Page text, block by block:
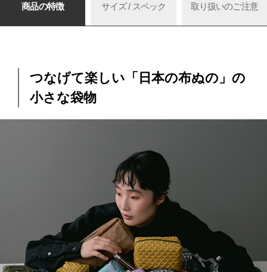
商品の特徴 サイズ / スペック 取り扱いのご注意
つなげて楽しい「日本の布ぬの」の
小さな袋物